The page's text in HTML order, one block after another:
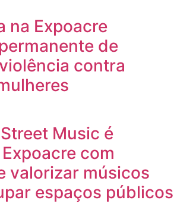
na Expoacre
de
contra
Music é
com
valorizar músicos
espaços públicos